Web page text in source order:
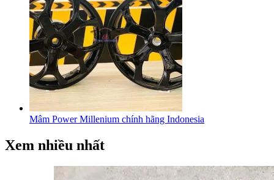
Mâm Power Millenium chính hãng Indonesia
Xem nhiều nhất